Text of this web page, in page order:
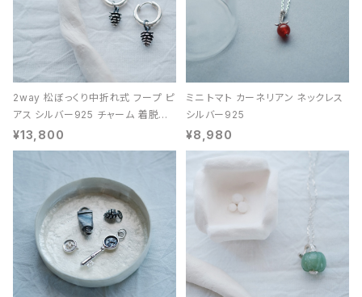
2way 松ぼっくり中折れ式 フープ ピ
アス シルバー925 チャーム 着脱可
能 レディース ユニセックス
¥13,800
ミニ トマト カーネリアン ネックレス
シルバー925
¥8,980